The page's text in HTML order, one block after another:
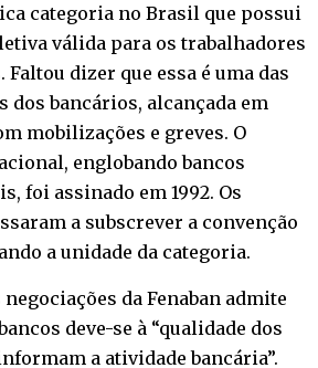
categoria no Brasil que possui
válida para os trabalhadores
Faltou dizer que essa é uma das
dos bancários, alcançada em
mobilizações e greves. O
englobando bancos
foi assinado em 1992. Os
a subscrever a convenção
a unidade da categoria.
da Fenaban admite
deve-se à “qualidade dos
a atividade bancária”.